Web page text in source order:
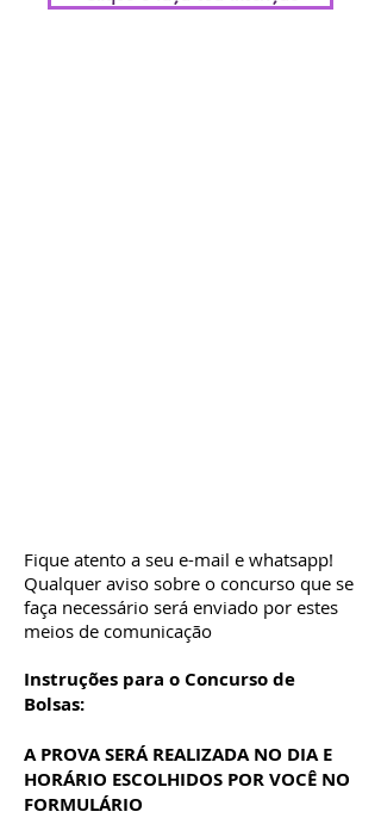
Fique atento a seu e-mail e whatsapp!
Qualquer aviso sobre o concurso que se
faça necessário será enviado por estes
meios de comunicação
Instruções para o Concurso de
Bolsas:
A PROVA SERÁ REALIZADA NO DIA E
HORÁRIO ESCOLHIDOS POR VOCÊ NO
FORMULÁRIO